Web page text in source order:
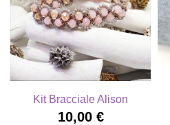
Kit Bracciale Alison
10,00 €